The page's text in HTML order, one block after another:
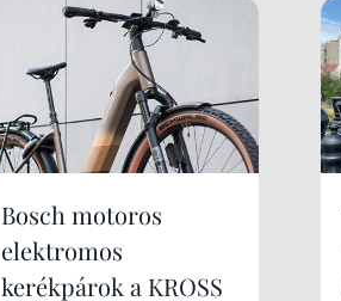
Bosch motoros
elektromos
kerékpárok a KROSS